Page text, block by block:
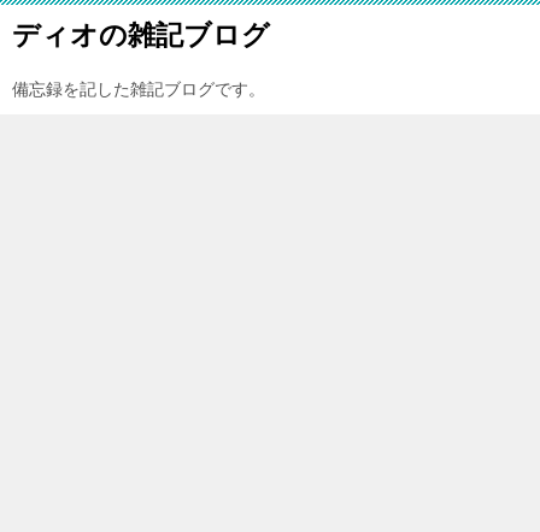
ディオの雑記ブログ
備忘録を記した雑記ブログです。